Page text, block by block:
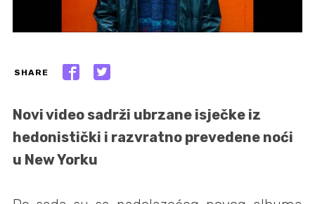
SHARE
Novi video sadrži ubrzane isječke iz
hedonistički i razvratno prevedene noći
u New Yorku